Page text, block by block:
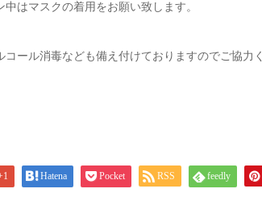
はマスクの着用をお願い致します。
ール消毒なども備え付けておりますのでご協力
Hatena Pocket RSS feedly